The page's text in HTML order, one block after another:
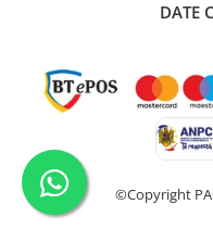
DATE
©Copyright